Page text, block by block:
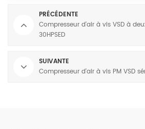
PRÉCÉDENTE
Compresseur d'air à vis VSD à
30HPSED
SUIVANTE
Compresseur d'air à vis PM VSD